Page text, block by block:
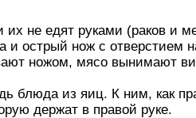
их не едят руками (раков и
и острый нож с отверстием
ножом, мясо вынимают
блюда из яиц. К ним, как
держат в правой руке.